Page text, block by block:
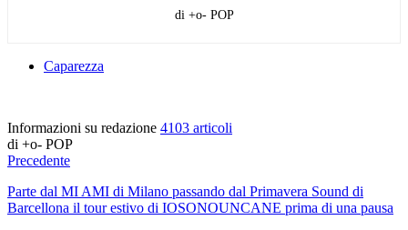
di +o- POP
Caparezza
Informazioni su redazione 4103 articoli
di +o- POP
Precedente
Parte dal MI AMI di Milano passando dal Primavera Sound di
Barcellona il tour estivo di IOSONOUNCANE prima di una pausa